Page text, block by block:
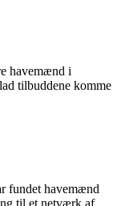
havemænd i
tilbuddene komme
fundet havemænd